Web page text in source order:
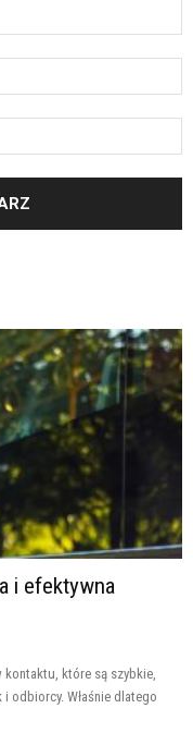
i efektywna
kontaktu, które są szybkie,
odbiorcy. Właśnie dlatego